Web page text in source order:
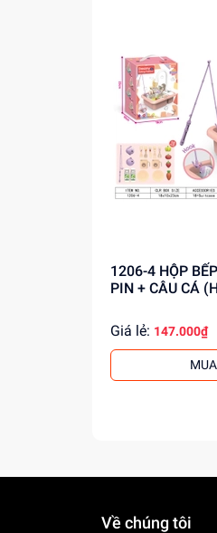
1206-4 HỘP BẾP BỒN RỬA CHÉN
PIN + CÂU CÁ
Giá lẻ: 147.000₫
Về chúng tôi